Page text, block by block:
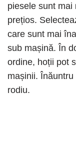
piesele sunt mai
prețios.
care sunt mai
sub mașină. În
ordine, hoții pot
mașinii.
rodiu.